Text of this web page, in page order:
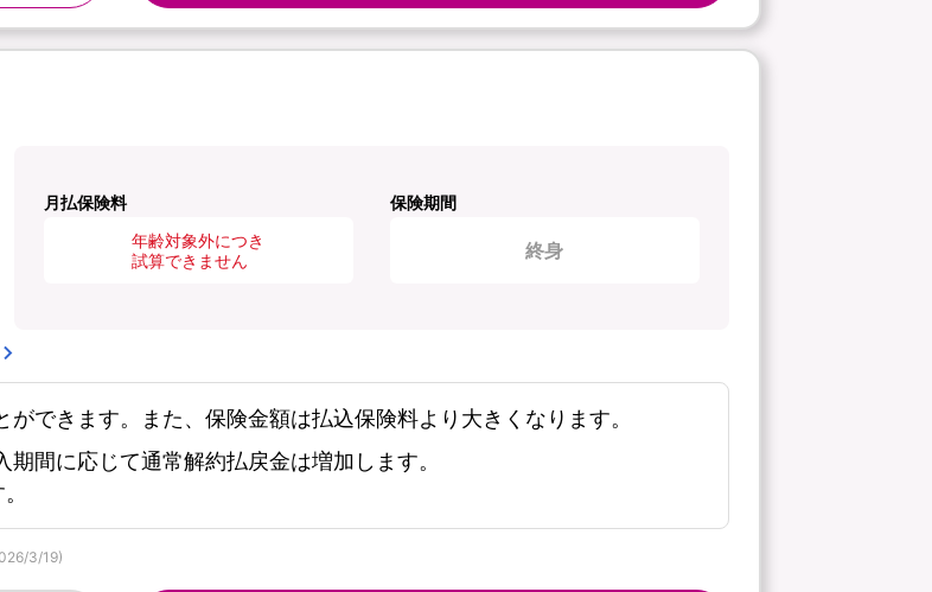
月払保険料
年齢対象外につき
試算できません
保険期間
終身
できます。また、保険金額は払込保険料より大きくなります。
間に応じて通常解約払戻金は増加します。
3/19)